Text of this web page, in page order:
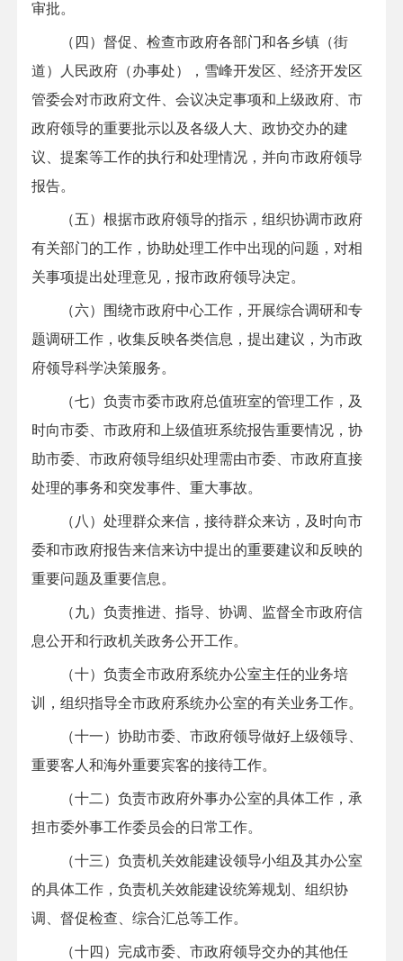
审批。
（四）督促、检查市政府各部门和各乡镇（街
道）人民政府（办事处），雪峰开发区、经济开发区
管委会对市政府文件、会议决定事项和上级政府、市
政府领导的重要批示以及各级人大、政协交办的建
议、提案等工作的执行和处理情况，并向市政府领导
报告。
（五）根据市政府领导的指示，组织协调市政府
有关部门的工作，协助处理工作中出现的问题，对相
关事项提出处理意见，报市政府领导决定。
（六）围绕市政府中心工作，开展综合调研和专
题调研工作，收集反映各类信息，提出建议，为市政
府领导科学决策服务。
（七）负责市委市政府总值班室的管理工作，及
时向市委、市政府和上级值班系统报告重要情况，协
助市委、市政府领导组织处理需由市委、市政府直接
处理的事务和突发事件、重大事故。
（八）处理群众来信，接待群众来访，及时向市
委和市政府报告来信来访中提出的重要建议和反映的
重要问题及重要信息。
（九）负责推进、指导、协调、监督全市政府信
息公开和行政机关政务公开工作。
（十）负责全市政府系统办公室主任的业务培
训，组织指导全市政府系统办公室的有关业务工作。
（十一）协助市委、市政府领导做好上级领导、
重要客人和海外重要宾客的接待工作。
（十二）负责市政府外事办公室的具体工作，承
担市委外事工作委员会的日常工作。
（十三）负责机关效能建设领导小组及其办公室
的具体工作，负责机关效能建设统筹规划、组织协
调、督促检查、综合汇总等工作。
（十四）完成市委、市政府领导交办的其他任